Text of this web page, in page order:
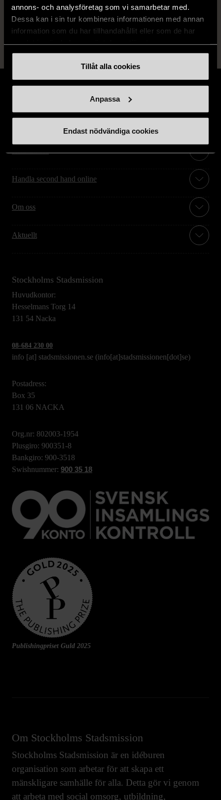
annons- och analysföretag som vi samarbetar med.
Dessa kan i sin tur kombinera informationen med annan
information som du har tillhandahållit eller som de har
Tillåt alla cookies
Anpassa
Endast nödvändiga cookies
Läs mer om hur vi bedömer
Hitta till oss
Handla second hand online
Om oss
Aktuellt
Stockholms Stadsmission
Huvudkontor:
Hesselmans Torg 14
131 54 Nacka
08-684 230 00
info [at] stadsmissionen.se (info[at]stadsmissionen[dot]se)
Postadress:
Box 35
131 06 NACKA
Org.nr: 802003-1954
Plusgiro: 900351-8
Bankgiro: 900-3518
Swishnummer: 900 35 18
Publishingpriset Guld 2025
Om Stockholms Stadsmission
Stockholms Stadsmission är en idéburen
organisation som arbetar för att skapa ett
mänskligare samhälle för alla. Detta gör vi genom
att arbeta med social omsorg, utbildning,